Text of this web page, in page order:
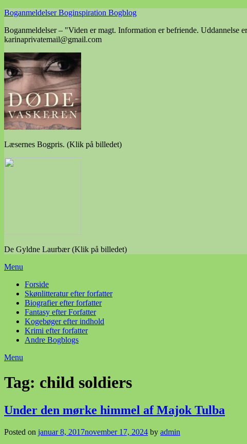
Skip
content
Boganmeldelser Boginspiration Bogblog
Boganmeldelser – "Viden er magt. Information er befriende.
karinaprivatemail@gmail.com
Læsernes Bogpris. (Klik på billedet)
De Gyldne Laurbær (Klik på billedet)
Menu
Forside
Skønlitteratur efter forfatter
Biografier efter forfatter
Fantasy efter Forfatter
Kogebøger efter indhold
Krimi efter forfatter
Andre Bogblogs
Menu
Tag: child soldiers
Under den mørke himmel af Majok Tulba
Posted on januar 8, 2017november 17, 2024 by admin